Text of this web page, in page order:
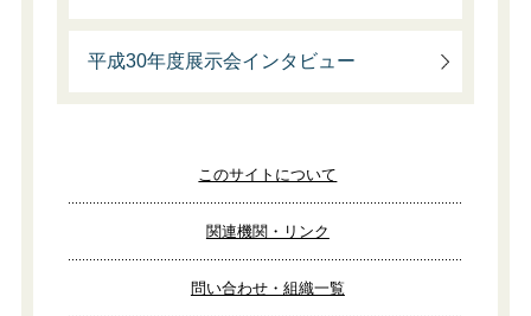
平成30年度展示会インタビュー
このサイトについて
関連機関・リンク
問い合わせ・組織一覧